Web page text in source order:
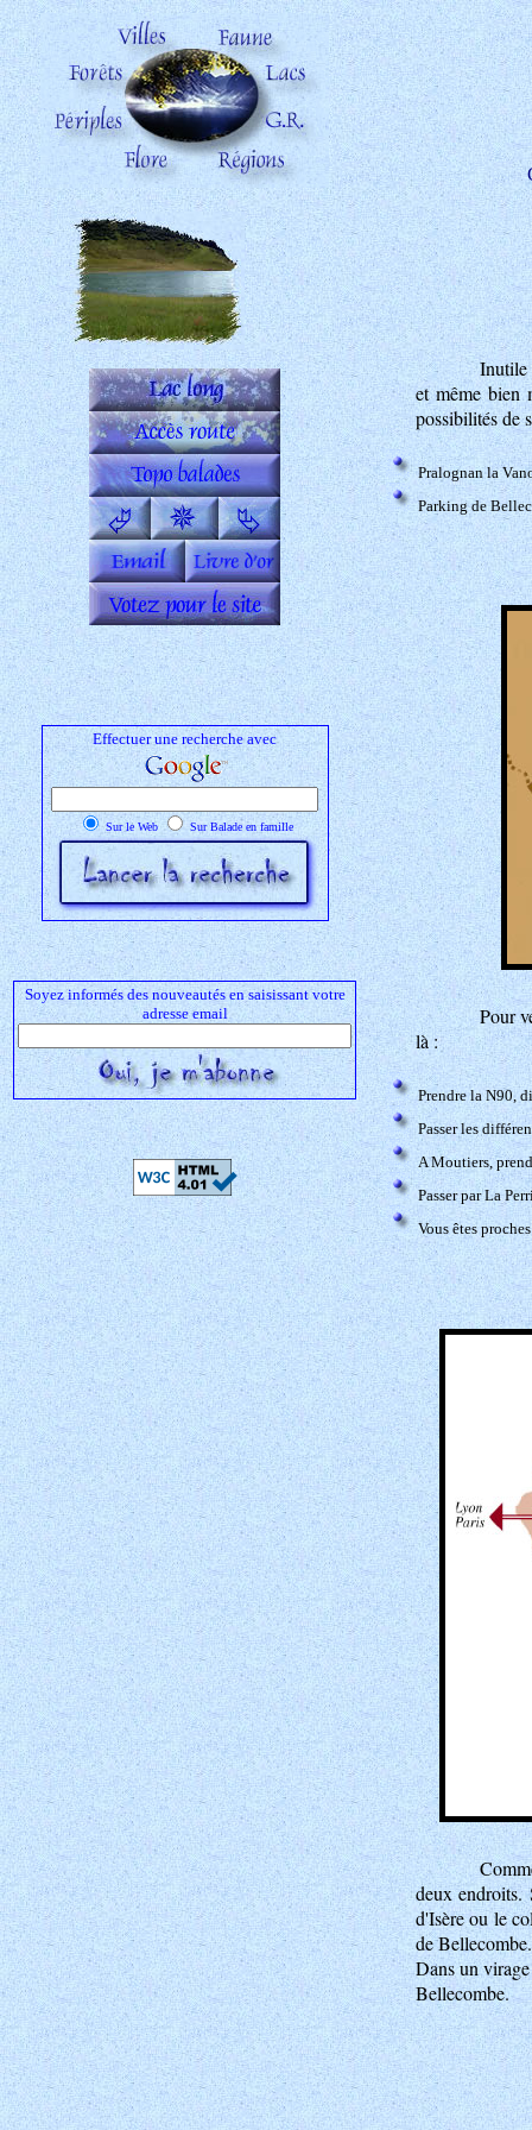
Effectuer une recherche avec
Sur le Web Sur Balade en famille
Soyez informés des nouveautés en saisissant votre
adresse email
Inutile
et même bien
possibilités de
Pralognan la
Parking de
Pour
là :
Prendre la N90,
Passer les
A Moutiers,
Passer par La
Vous êtes
deux endroits.
d'Isère ou le
de
Dans un
Bellecombe.